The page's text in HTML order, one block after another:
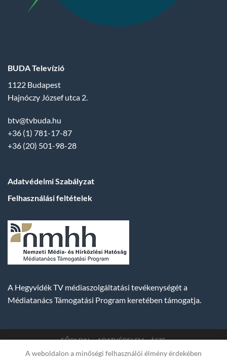
BUDA Televízió
1122 Budapest
Hajnóczy József utca 2.
btv@tvbuda.hu
+36 (1) 781-17-87
+36 (20) 501-98-28
Adatvédelmi Szabályzat
Felhasználási feltételek
A Hegyvidék TV médiaszolgáltatási tevékenységét a
Médiatanács Támogatási Program keretében támogatja.
FŐOLDAL ADATVÉDELEM ÁSZF
Copyright 2007-2026 © BUDA TV | Hegyvidék Média
A weboldalon a minőségi felhasználói élmény érdekében